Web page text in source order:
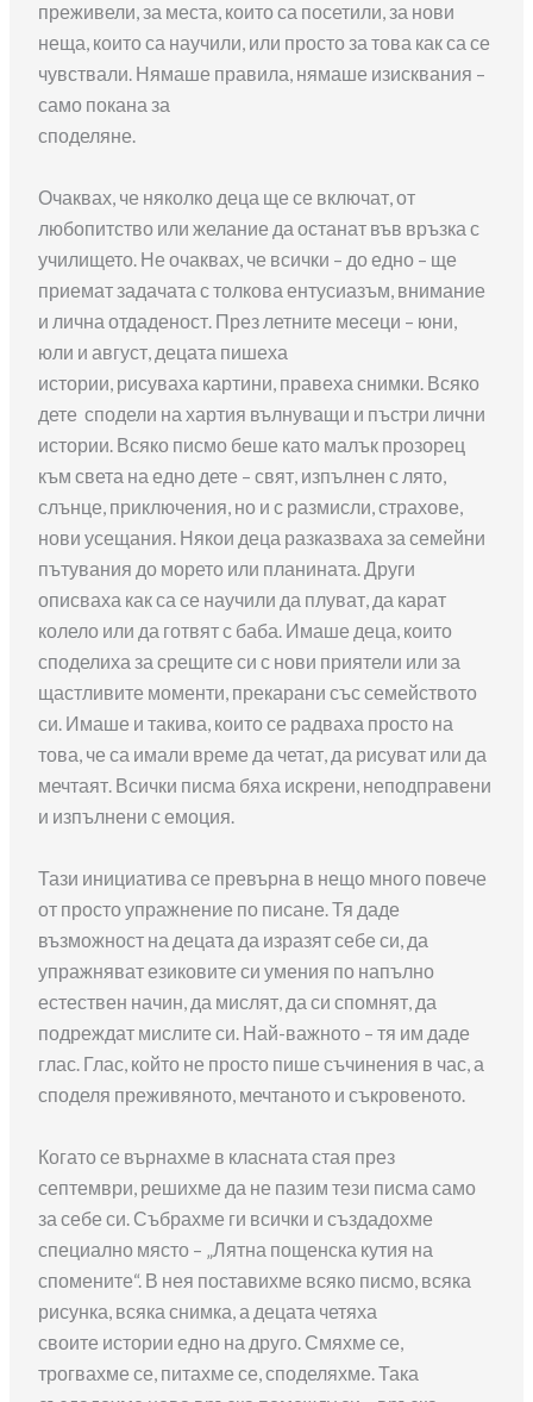
преживели, за места, които са посетили, за нови
неща, които са научили, или просто за това как са се
чувствали. Нямаше правила, нямаше изисквания –
само покана за
споделяне.
Очаквах, че няколко деца ще се включат, от
любопитство или желание да останат във връзка с
училището. Не очаквах, че всички – до едно – ще
приемат задачата с толкова ентусиазъм, внимание
и лична отдаденост. През летните месеци – юни,
юли и август, децата пишеха
истории, рисуваха картини, правеха снимки. Всяко
дете сподели на хартия вълнуващи и пъстри лични
истории. Всяко писмо беше като малък прозорец
към света на едно дете – свят, изпълнен с лято,
слънце, приключения, но и с размисли, страхове,
нови усещания. Някои деца разказваха за семейни
пътувания до морето или планината. Други
описваха как са се научили да плуват, да карат
колело или да готвят с баба. Имаше деца, които
споделиха за срещите си с нови приятели или за
щастливите моменти, прекарани със семейството
си. Имаше и такива, които се радваха просто на
това, че са имали време да четат, да рисуват или да
мечтаят. Всички писма бяха искрени, неподправени
и изпълнени с емоция.
Тази инициатива се превърна в нещо много повече
от просто упражнение по писане. Тя даде
възможност на децата да изразят себе си, да
упражняват езиковите си умения по напълно
естествен начин, да мислят, да си спомнят, да
подреждат мислите си. Най-важното – тя им даде
глас. Глас, който не просто пише съчинения в час, а
споделя преживяното, мечтаното и съкровеното.
Когато се върнахме в класната стая през
септември, решихме да не пазим тези писма само
за себе си. Събрахме ги всички и създадохме
специално място – „Лятна пощенска кутия на
спомените“. В нея поставихме всяко писмо, всяка
рисунка, всяка снимка, а децата четяха
своите истории едно на друго. Смяхме се,
трогвахме се, питахме се, споделяхме. Така